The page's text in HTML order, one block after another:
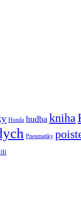
Honda hudba kniha
Pneumatiky